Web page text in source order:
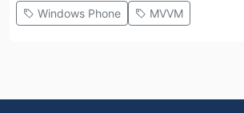
Windows Phone MVVM